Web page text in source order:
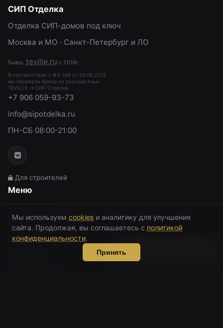
СИП Отделка
Отделка СИП-домов под ключ
Москва и МО · Санкт-Петербург и ЛО
Бывш. teville.ru с 2018г
В соответствии с ФЗ-168 от 24.06.2025
мы перевели бренд на русский язык:
TEVILLE → СИП Отделка.
+7 906 059-93-73
info@sipotdelka.ru
ПН-СБ 08:00-21:00
Для строителей
Меню
ОТДЕЛКА
ФАСАДЫ
Мы используем cookies и аналитику для улучшения
сайта. Продолжая, вы соглашаетесь с политикой
конфиденциальности.
Принять